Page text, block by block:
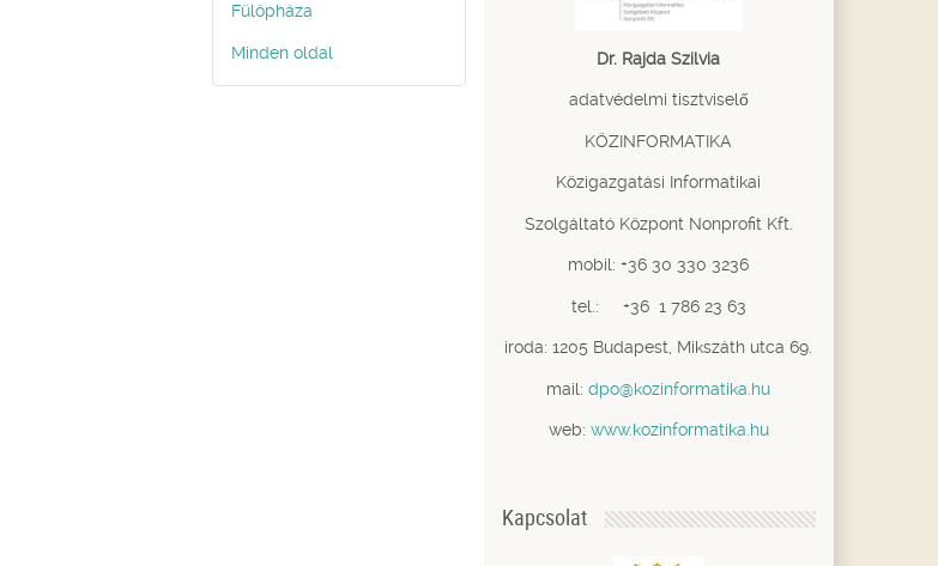
Fülöpháza
Minden oldal Dr. Rajda Szilvia
adatvédelmi tisztviselő
KÖZINFORMATIKA
Közigazgatási Informatikai
Szolgáltató Központ Nonprofit Kft.
mobil: +36 30 330 3236
tel.: +36 1 786 23 63
iroda: 1205 Budapest, Mikszáth utca 69.
mail:dpo@kozinformatika.hu
web: www.kozinformatika.hu
Kapcsolat